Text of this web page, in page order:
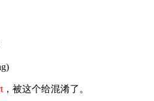
)
，被这个给混淆了。